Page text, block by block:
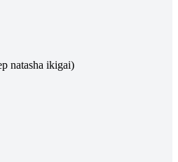
natasha ikigai)